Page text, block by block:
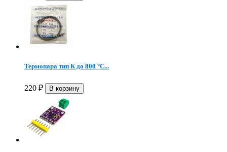
Термопара тип К до 800 °C...
220 ₽